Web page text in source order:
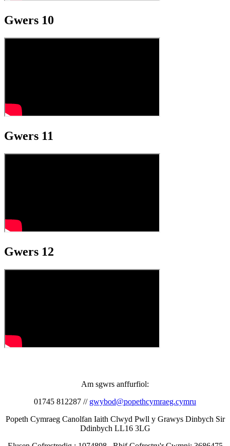
Gwers 10
Gwers 11
Gwers 12
Am sgwrs anffurfiol:
01745 812287 // gwybod@popethcymraeg.cymru
Popeth Cymraeg Canolfan Iaith Clwyd Pwll y Grawys Dinbych Sir
Ddinbych LL16 3LG